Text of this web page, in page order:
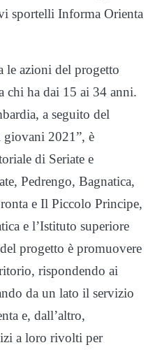
sportelli Informa Orienta
le azioni del progetto
chi ha dai 15 ai 34 anni.
a seguito del
giovani 2021”, è
di Seriate e
Pedrengo, Bagnatica,
e Il Piccolo Principe,
e l’Istituto superiore
progetto è promuovere
rispondendo ai
da un lato il servizio
e, dall’altro,
a loro rivolti per